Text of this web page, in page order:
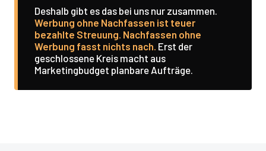
Deshalb gibt es das bei uns nur zusammen.
Werbung ohne Nachfassen ist teuer
bezahlte Streuung. Nachfassen ohne
Werbung fasst nichts nach. Erst der
geschlossene Kreis macht aus
Marketingbudget planbare Aufträge.